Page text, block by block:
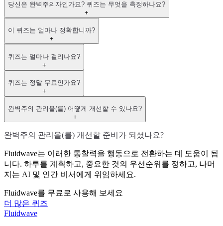
당신은 완벽주의자인가요? 퀴즈는 무엇을 측정하나요?
+
이 퀴즈는 얼마나 정확합니까?
+
퀴즈는 얼마나 걸리나요?
+
퀴즈는 정말 무료인가요?
+
완벽주의 관리을(를) 어떻게 개선할 수 있나요?
+
완벽주의 관리을(를) 개선할 준비가 되셨나요?
Fluidwave는 이러한 통찰력을 행동으로 전환하는 데 도움이 됩
니다. 하루를 계획하고, 중요한 것의 우선순위를 정하고, 나머
지는 AI 및 인간 비서에게 위임하세요.
Fluidwave를 무료로 사용해 보세요
더 많은 퀴즈
Fluidwave